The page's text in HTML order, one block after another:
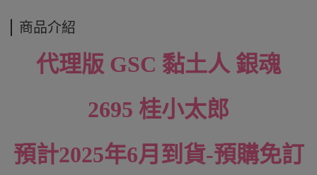
商品介紹
代理版 GSC 黏土人 銀魂
2695 桂小太郎
預計2025年6月到貨-預購免訂